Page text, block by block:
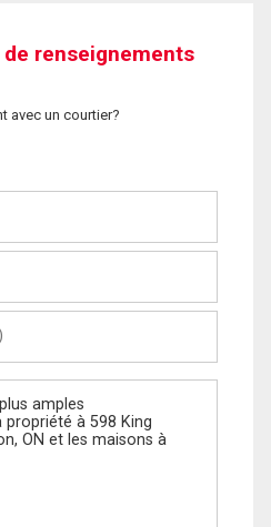
renseignements
avec un courtier?